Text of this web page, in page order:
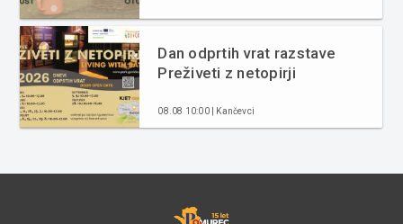
Dan odprtih vrat razstave
Preživeti z netopirji
08.08 10:00 | Kančevci